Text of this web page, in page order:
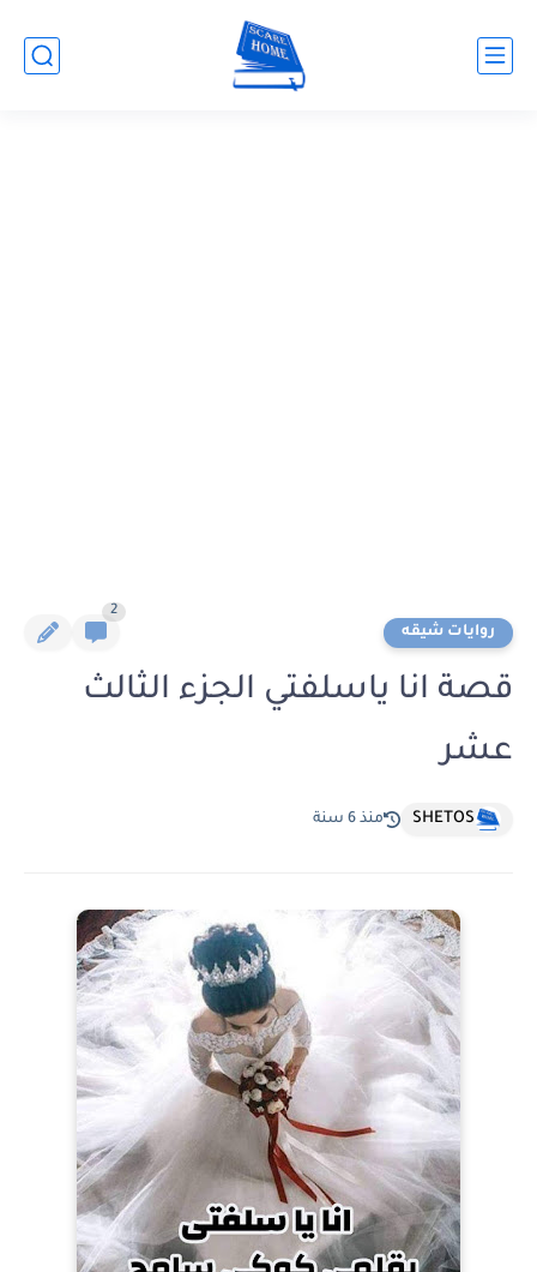
روايات شيقه
2
قصة انا ياسلفتي الجزء الثالث
عشر
SHETOS منذ 6 سنة